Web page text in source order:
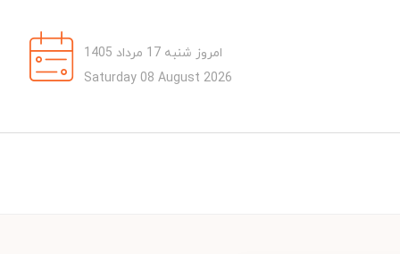
امروز شنبه 17 مرداد 1405
Saturday 08 August 2026